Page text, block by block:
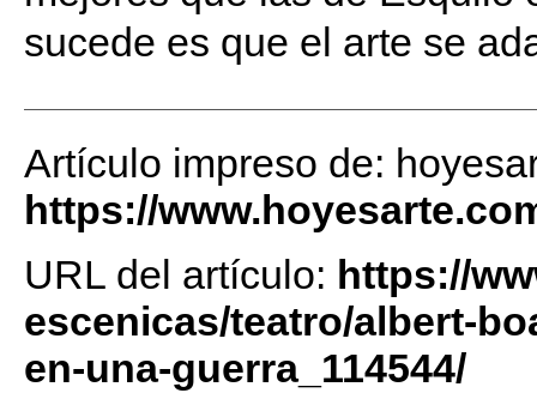
sucede es que el arte se
Artículo impreso de:
https://
URL del artículo: https://
escenicas/teatro/albert-
en-una-guerra_114544/